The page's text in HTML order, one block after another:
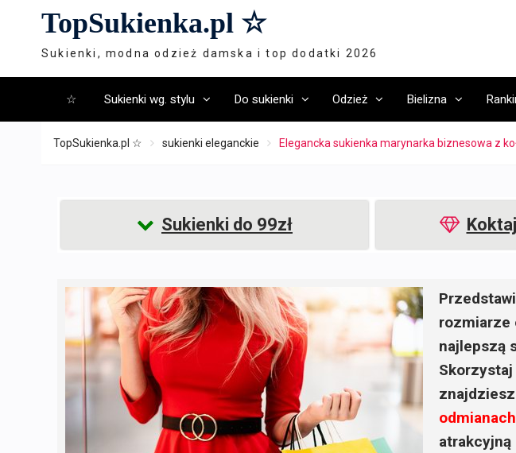
TopSukienka.pl ☆
Sukienki, modna odzież damska i top dodatki 2026
☆ Sukienki wg. stylu Do sukienki Odzież Bielizna
TopSukienka.pl ☆ sukienki eleganckie Elegancka sukienka marynarka biznesowa z
Sukienki do 99zł
rozmiarze
najlepszą
atrakcyjną